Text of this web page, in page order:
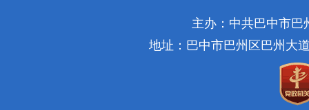
主办：中共巴中市巴
地址：巴中市巴州区巴州大